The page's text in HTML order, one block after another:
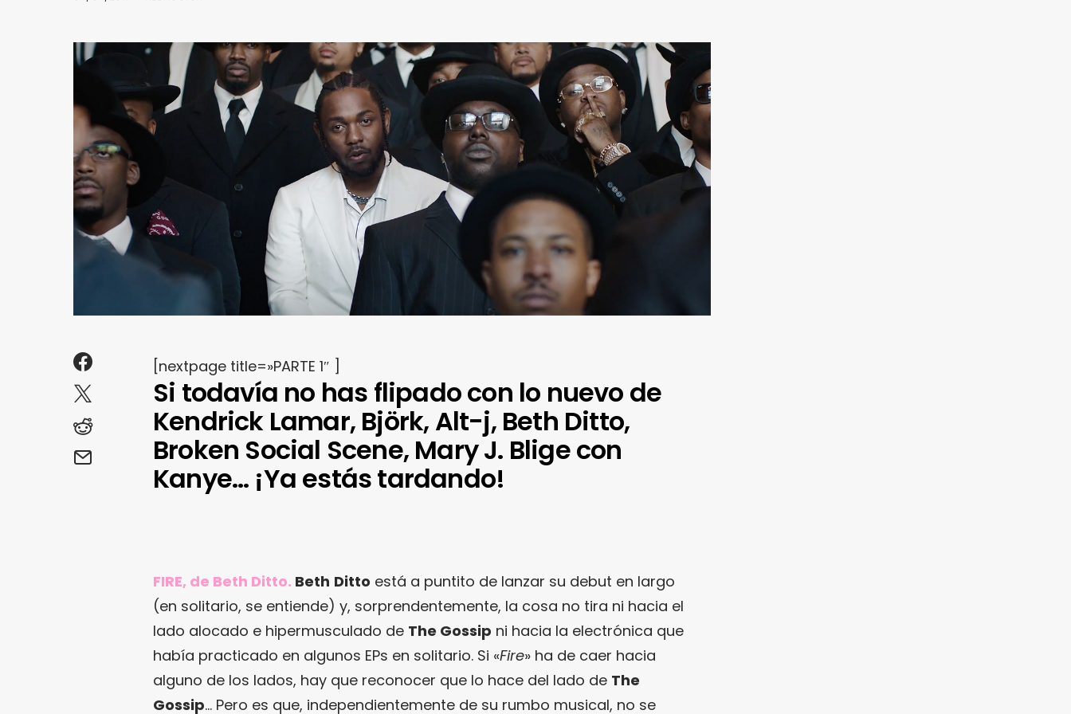
[nextpage title=»PARTE 1″ ]
Si todavía no has flipado con lo nuevo de
Kendrick Lamar, Björk, Alt-j, Beth Ditto,
Broken Social Scene, Mary J. Blige con
Kanye… ¡Ya estás tardando!
FIRE, de Beth Ditto. Beth Ditto está a puntito de lanzar su debut en largo
(en solitario, se entiende) y, sorprendentemente, la cosa no tira ni hacia el
lado alocado e hipermusculado de The Gossip ni hacia la electrónica que
había practicado en algunos EPs en solitario. Si «Fire» ha de caer hacia
alguno de los lados, hay que reconocer que lo hace del lado de The
Gossip… Pero es que, independientemente de su rumbo musical, no se